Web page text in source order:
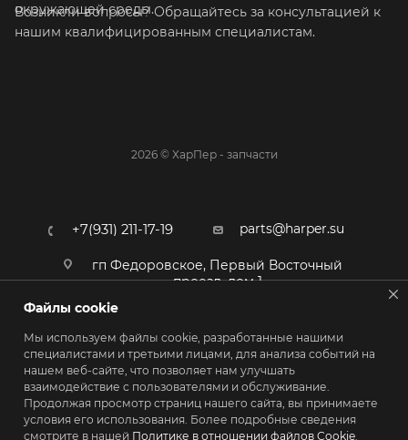
окружающей среды.
Возникли вопросы? Обращайтесь за консультацией к
нашим квалифицированным специалистам.
2026 © ХарПер - запчасти
+7(931) 211-17-19 parts@harper.su
гп Федоровское, Первый Восточный
проезд, дом 1
Файлы cookie
Мы используем файлы cookie, разработанные нашими
специалистами и третьими лицами, для анализа событий на
нашем веб-сайте, что позволяет нам улучшать
взаимодействие с пользователями и обслуживание.
Продолжая просмотр страниц нашего сайта, вы принимаете
условия его использования. Более подробные сведения
смотрите в нашей Политике в отношении файлов Cookie.